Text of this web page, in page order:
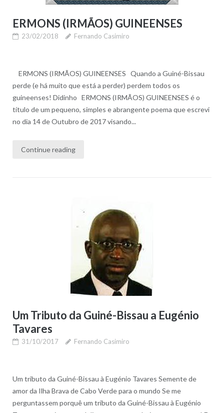
ERMONS (IRMÃOS) GUINEENSES
23/02/2018 Fernando Casimiro
ERMONS (IRMÃOS) GUINEENSES Quando a Guiné-Bissau
perde (e há muito que está a perder) perdem todos os
guineenses! Didinho ERMONS (IRMÃOS) GUINEENSES é o
título de um pequeno, simples e abrangente poema que escrevi
no dia 14 de Outubro de 2017 visando...
Continue reading
Um Tributo da Guiné-Bissau a Eugénio
Tavares
31/10/2017 Fernando Casimiro
Um tributo da Guiné-Bissau à Eugénio Tavares Semente de
amor da Ilha Brava de Cabo Verde para o mundo Se me
perguntassem porquê um tributo da Guiné-Bissau à Eugénio